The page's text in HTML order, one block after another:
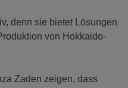
denn sie bietet Lösungen
von Hokkaido-
Zaden zeigen, dass